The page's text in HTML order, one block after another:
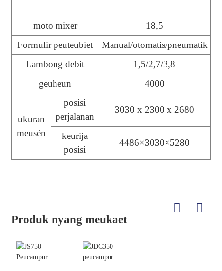
moto mixer
18,5
Formulir peuteubiet
Manual/otomatis/pneumatik
Lambong debit
1,5/2,7/3,8
geuheun
4000
ukuran
meusén
posisi
perjalanan
3030 x 2300 x 2680
keurija
posisi
4486×3030×5280
Produk nyang meukaet